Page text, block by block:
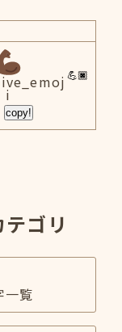
i
copy!
ゴリ
一覧